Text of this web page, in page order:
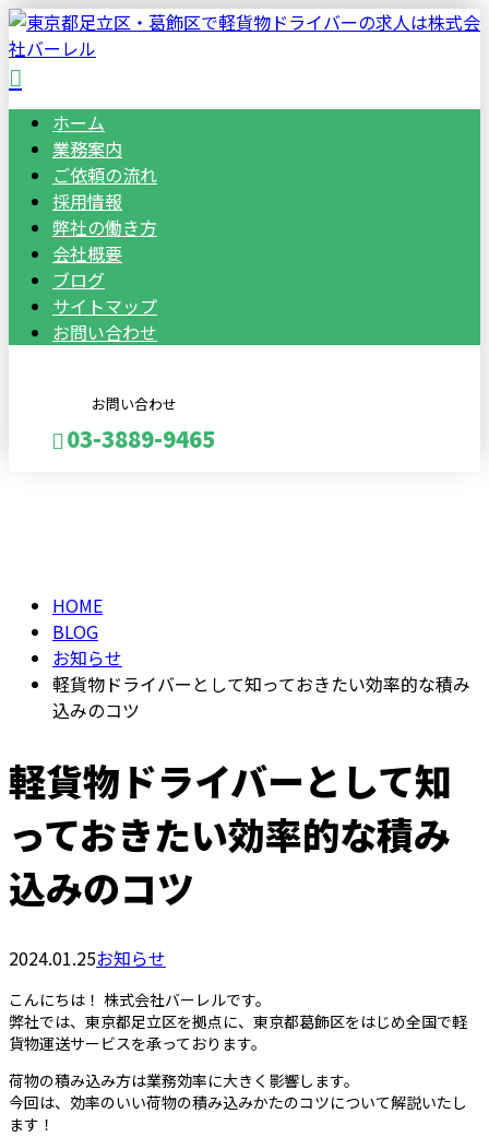
ホーム
業務案内
ご依頼の流れ
採用情報
弊社の働き方
会社概要
ブログ
サイトマップ
お問い合わせ
お問い合わせ
03-3889-9465
HOME
BLOG
お知らせ
軽貨物ドライバーとして知っておきたい効率的な積み
込みのコツ
軽貨物ドライバーとして知
っておきたい効率的な積み
込みのコツ
2024.01.25お知らせ
こんにちは！ 株式会社バーレルです。
弊社では、東京都足立区を拠点に、東京都葛飾区をはじめ全国で軽
貨物運送サービスを承っております。
荷物の積み込み方は業務効率に大きく影響します。
今回は、効率のいい荷物の積み込みかたのコツについて解説いたし
ます！